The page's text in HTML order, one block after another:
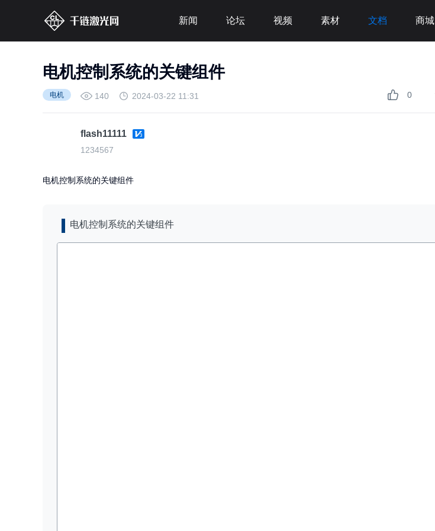
新闻 论坛 视频 素材 文档 商城
电机控制系统的关键组件
电机 140 2024-03-22 11:31 0
flash11111
1234567
电机控制系统的关键组件
电机控制系统的关键组件